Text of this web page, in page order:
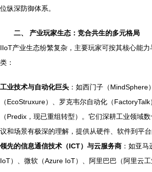
位纵深防御体系。
二、 产业玩家生态：竞合共生的多元格局
IIoT产业生态纷繁复杂，主要玩家可按其核心能
类：
工业技术与自动化巨头 ：如西门子（MindSphere
（EcoStruxure）、罗克韦尔自动化（
（Predix，现已重组转型）。它们深耕工业领域
议和场景有极深的理解，提供从硬件、软件到平台
领先的信息通信技术（ICT）与云服务商 ：如亚
IoT）、微软（Azure IoT）、阿里巴巴（阿里云